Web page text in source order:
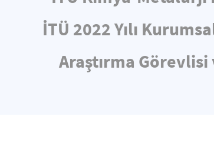
İTÜ 2022 Yılı
Araştırma